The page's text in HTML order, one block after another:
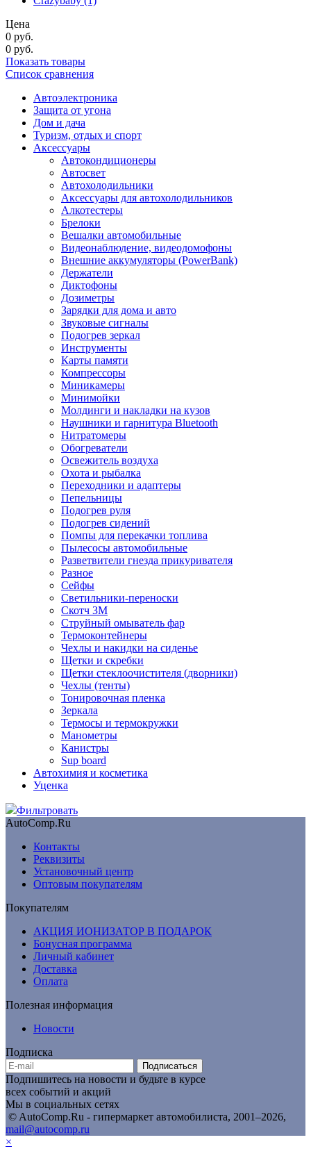
Цена
0 руб.
0 руб.
Показать товары
Список сравнения
Автоэлектроника
Защита от угона
Дом и дача
Туризм, отдых и спорт
Аксессуары
Автокондиционеры
Aвтосвет
Автохолодильники
Аксессуары для автохолодильников
Алкотестеры
Брелоки
Вешалки автомобильные
Видеонаблюдение, видеодомофоны
Внешние аккумуляторы (PowerBank)
Держатели
Диктофоны
Дозиметры
Зарядки для дома и авто
Звуковые сигналы
Подогрев зеркал
Инструменты
Карты памяти
Компрессоры
Миникамеры
Минимойки
Молдинги и накладки на кузов
Наушники и гарнитура Bluetooth
Нитратомеры
Обогреватели
Освежитель воздуха
Охота и рыбалка
Переходники и адаптеры
Пепельницы
Подогрев руля
Подогрев сидений
Помпы для перекачки топлива
Пылесосы автомобильные
Разветвители гнезда прикуривателя
Разное
Сейфы
Светильники-переноски
Скотч 3М
Струйный омыватель фар
Термоконтейнеры
Чехлы и накидки на сиденье
Щетки и скребки
Щетки стеклоочистителя (дворники)
Чехлы (тенты)
Тонировочная пленка
Зеркалa
Термосы и термокружки
Манометры
Канистры
Sup board
Автохимия и косметика
Уценка
Фильтровать
AutoComp.Ru
Контакты
Реквизиты
Установочный центр
Оптовым покупателям
Покупателям
АКЦИЯ ИОНИЗАТОР В ПОДАРОК
Бонусная программа
Личный кабинет
Доставка
Оплата
Полезная информация
Новости
Подписка
Подписаться
Подпишитесь на новости и будьте в курсе
всех событий и акций
Мы в социальных сетях
© AutoComp.Ru - гипермаркет автомобилиста, 2001–2026,
mail@autocomp.ru
×